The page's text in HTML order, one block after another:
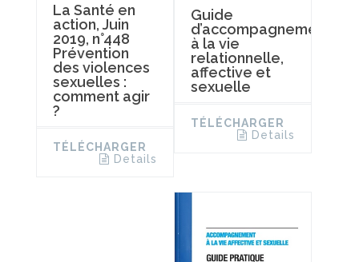
La Santé en
action, Juin
2019, n°448
Prévention
des violences
sexuelles :
comment agir
?
TÉLÉCHARGER
Details
Guide
d’accompagnement
à la vie
relationnelle,
affective et
sexuelle
TÉLÉCHARGER
Details